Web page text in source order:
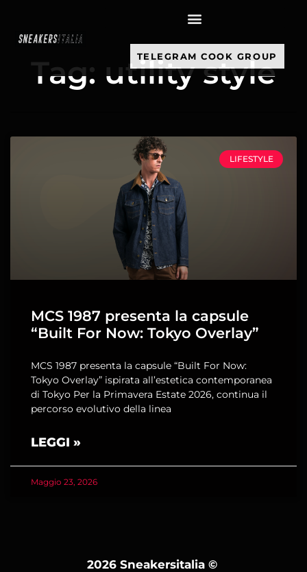
TELEGRAM COOK GROUP
Tag: utility style
LIFESTYLE
MCS 1987 presenta la capsule
“Built For Now: Tokyo Overlay”
MCS 1987 presenta la capsule “Built For Now:
Tokyo Overlay” ispirata all’estetica contemporanea
di Tokyo Per la Primavera Estate 2026, continua il
percorso evolutivo della linea
LEGGI »
Maggio 23, 2026
2026 Sneakersitalia ©